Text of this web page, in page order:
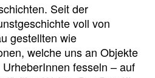
Seit der
voll von
gestellten wie
welche uns an Objekte
fesseln – auf